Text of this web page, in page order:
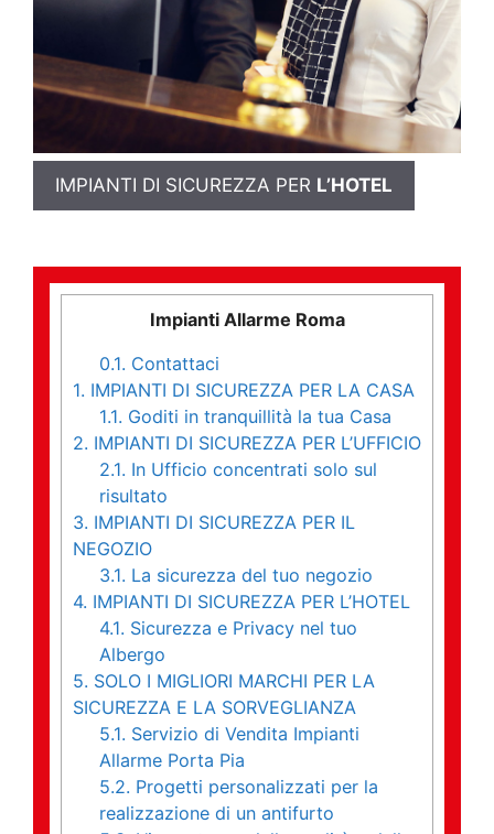
IMPIANTI DI SICUREZZA PER L’HOTEL
Impianti Allarme Roma
0.1. Contattaci
1. IMPIANTI DI SICUREZZA PER LA CASA
1.1. Goditi in tranquillità la tua Casa
2. IMPIANTI DI SICUREZZA PER L’UFFICIO
2.1. In Ufficio concentrati solo sul
risultato
3. IMPIANTI DI SICUREZZA PER IL
NEGOZIO
3.1. La sicurezza del tuo negozio
4. IMPIANTI DI SICUREZZA PER L’HOTEL
4.1. Sicurezza e Privacy nel tuo
Albergo
5. SOLO I MIGLIORI MARCHI PER LA
SICUREZZA E LA SORVEGLIANZA
5.1. Servizio di Vendita Impianti
Allarme Porta Pia
5.2. Progetti personalizzati per la
realizzazione di un antifurto